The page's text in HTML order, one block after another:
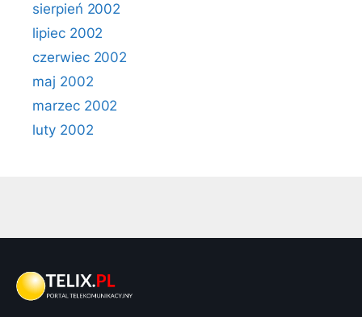
sierpień 2002
lipiec 2002
czerwiec 2002
maj 2002
marzec 2002
luty 2002